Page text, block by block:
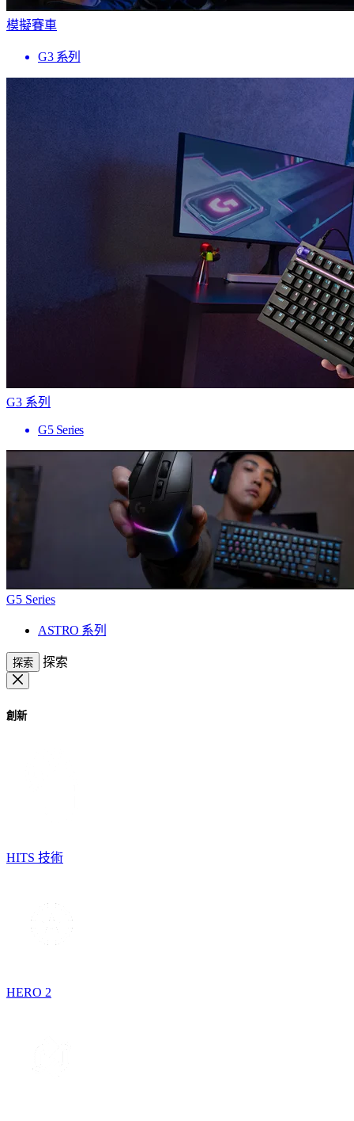
模擬賽車
G3 系列
G3 系列
G5 Series
G5 Series
ASTRO 系列
探索 探索
創新
HITS 技術
HERO 2